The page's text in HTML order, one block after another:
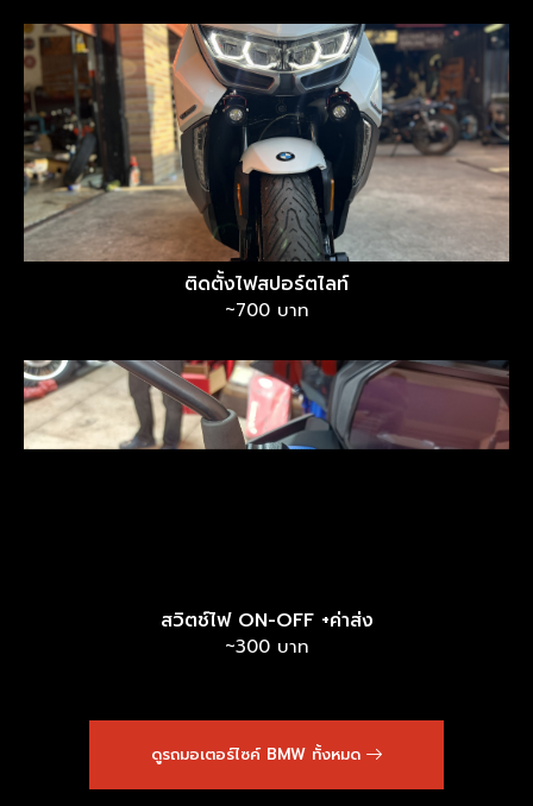
ติดตั้งไฟสปอร์ตไลท์
~700 บาท
สวิตช์ไฟ ON-OFF +ค่าส่ง
~300 บาท
ดูรถมอเตอร์ไซค์ BMW ทั้งหมด